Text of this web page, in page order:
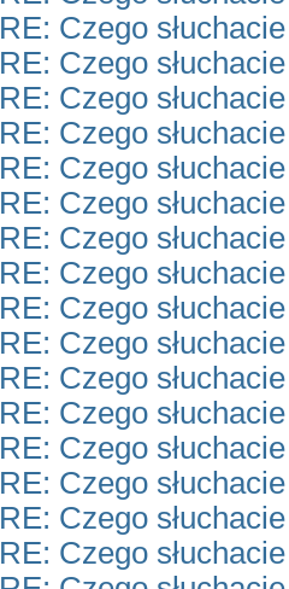
RE: Czego
RE: Czego
RE: Czego
RE: Czego
RE: Czego
RE: Czego
RE: Czego
RE: Czego
RE: Czego
RE: Czego
RE: Czego
RE: Czego
RE: Czego
RE: Czego
RE: Czego
RE: Czego